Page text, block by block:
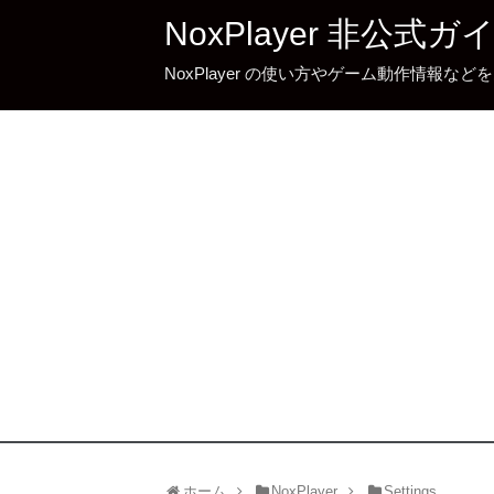
NoxPlayer 非公式ガ
NoxPlayer の使い方やゲーム動作情報など